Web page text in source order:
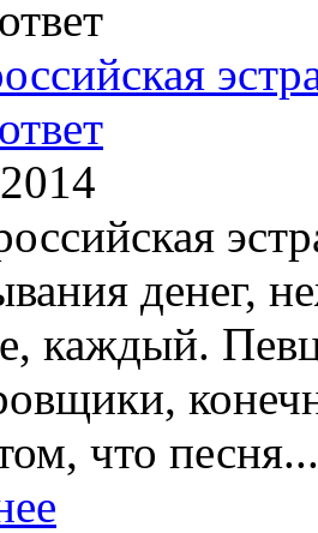
денег,
каждый.
что песня...